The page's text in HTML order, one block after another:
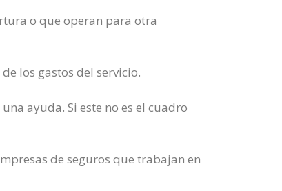
o que operan para otra
los gastos del servicio.
ayuda. Si este no es el cuadro
de seguros que trabajan en